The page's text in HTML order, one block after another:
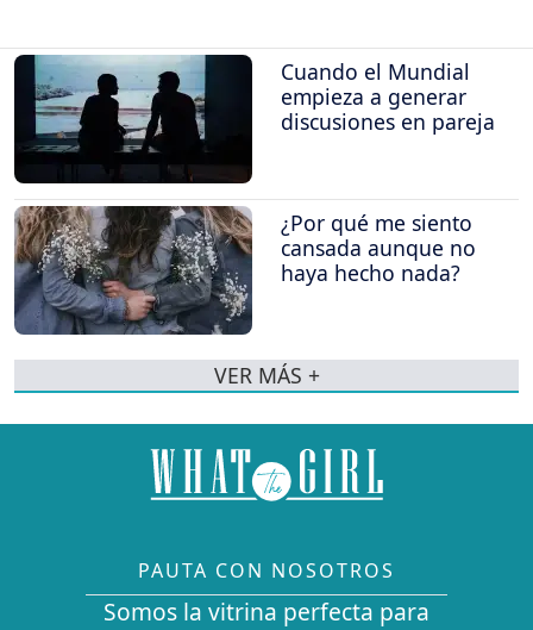
Cuando el Mundial
empieza a generar
discusiones en pareja
¿Por qué me siento
cansada aunque no
haya hecho nada?
VER MÁS +
PAUTA CON NOSOTROS
Somos la vitrina perfecta para